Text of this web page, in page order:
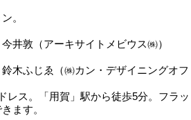
。
井敦（アーキサイトメビウス㈱）
木ふじゑ（㈱カン・デザイニングオフ
ス。「用賀」駅から徒歩5分。フラ
ます。